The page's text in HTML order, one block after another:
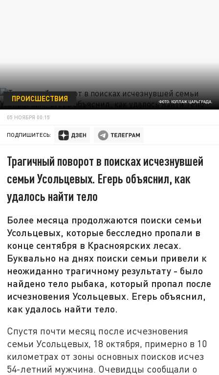
ФОТО: КОЛЛАЖ ЦАРЬГРАДА.
ПРОИСШЕСТВИЯ
05 НОЯБРЯ 00:15
ПОДПИШИТЕСЬ:
Трагичный поворот в поисках исчезнувшей
семьи Усольцевых. Егерь объяснил, как
удалось найти тело
Более месяца продолжаются поиски семьи
Усольцевых, которые бесследно пропали в
конце сентября в Красноярских лесах.
Буквально на днях поиски семьи привели к
неожиданно трагичному результату - было
найдено тело рыбака, который пропал после
исчезновения Усольцевых. Егерь объяснил,
как удалось найти тело.
Спустя почти месяц после исчезновения
семьи Усольцевых, 18 октября, примерно в 10
километрах от зоны основных поисков исчез
54-летний мужчина. Очевидцы сообщали о